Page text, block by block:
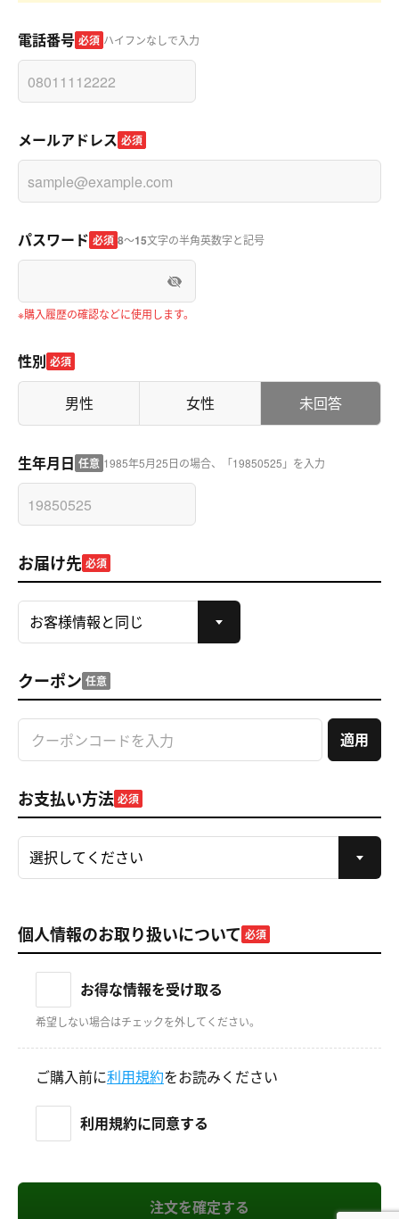
電話番号 必須 ハイフンなしで入力
メールアドレス 必須
パスワード 必須 8～15文字の半角英数字と記号
※購入履歴の確認などに使用します。
性別 必須
男性 女性 未回答
生年月日 任意 1985年5月25日の場合、「19850525」を入力
お届け先 必須
クーポン 任意
適用
お支払い方法 必須
個人情報のお取り扱いについて 必須
お得な情報を受け取る
希望しない場合はチェックを外してください。
ご購入前に利用規約をお読みください
利用規約に同意する